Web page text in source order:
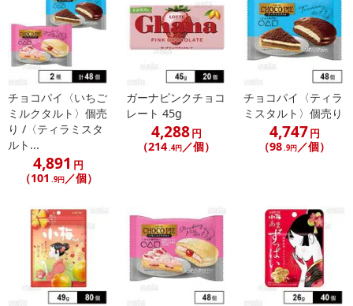
チョコパイ〈いちご
ミルクタルト〉個売
り /〈ティラミスタ
ルト...
4,891 円
（101 .9円／個）
ガーナピンクチョコ
レート 45g
4,288円
（214.4円 ／個）
チョコパイ〈ティラ
ミスタルト〉個売り
4,747円
（98.9円 ／個）